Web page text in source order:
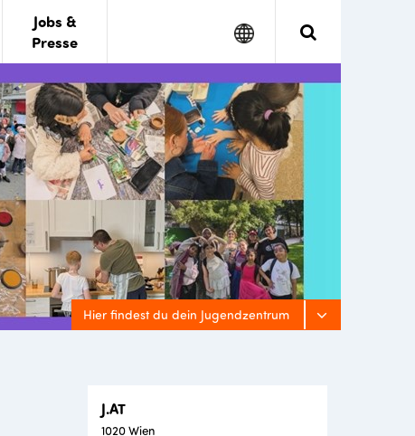
Jobs &
Presse
Search
Google
Hier findest du dein Jugendzentrum
J.AT
1020 Wien